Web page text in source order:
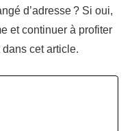
d’adresse ? Si oui,
et continuer à profiter
cet article.